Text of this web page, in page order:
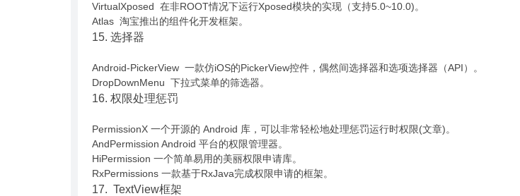
VirtualXposed 在非ROOT情况下运行Xposed模块的实现（支持5.0~10.0)。
Atlas 淘宝推出的组件化开发框架。
15. 选择器
Android-PickerView 一款仿iOS的PickerView控件，偶然间选择器和选项选择器（API）。
DropDownMenu 下拉式菜单的筛选器。
16. 权限处理惩罚
PermissionX 一个开源的 Android 库，可以非常轻松地处理惩罚运行时权限(文章)。
AndPermission Android 平台的权限管理器。
HiPermission 一个简单易用的美丽权限申请库。
RxPermissions 一款基于RxJava完成权限申请的框架。
17. TextView框架